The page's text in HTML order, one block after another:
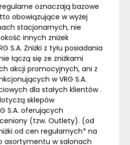
oznaczają bazowe
obowiązujące w wyżej
stacjonarnych, nie
innych zniżek
S.A. Zniżki z tyłu posiadania
łączą się ze zniżkami
akcji promocyjnych, ani z
w VRG S.A.
dla stałych klientów .
sklepów
S.A. oferujących
(tzw. Outlety). (od
od cen regularnych* na
asortymentu w salonach